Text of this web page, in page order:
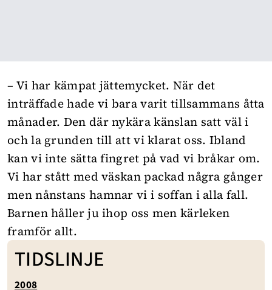
– Vi har kämpat jättemycket. När det
inträffade hade vi bara varit tillsammans åtta
månader. Den där nykära känslan satt väl i
och la grunden till att vi klarat oss. Ibland
kan vi inte sätta fingret på vad vi bråkar om.
Vi har stått med väskan packad några gånger
men nånstans hamnar vi i soffan i alla fall.
Barnen håller ju ihop oss men kärleken
framför allt.
TIDSLINJE
2008